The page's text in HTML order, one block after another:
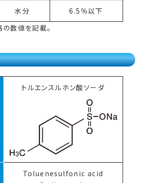
水分
6.5％以下
数値を記載。
トルエンスルホン酸ソーダ
Toluenesulfonic acid